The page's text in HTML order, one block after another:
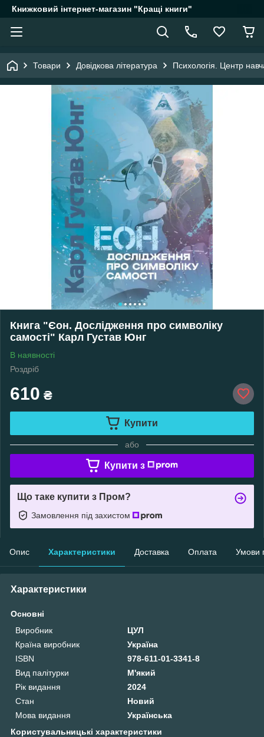
Книжковий інтернет-магазин "Кращі книги"
Товари Довідкова література Психологія. Центр
Книга "Єон. Дослідження про символіку
самості" Карл Густав Юнг
В наявності
Роздріб
610 ₴
Купити
або
Купити з
Що таке купити з Пром?
Замовлення під захистом
Опис Характеристики Доставка Оплата Умови
Характеристики
Основні
Виробник
ЦУЛ
Країна виробник
Україна
ISBN
978-611-01-3341-8
Вид палітурки
М'який
Рік видання
2024
Стан
Новий
Мова видання
Українська
Користувальницькі характеристики